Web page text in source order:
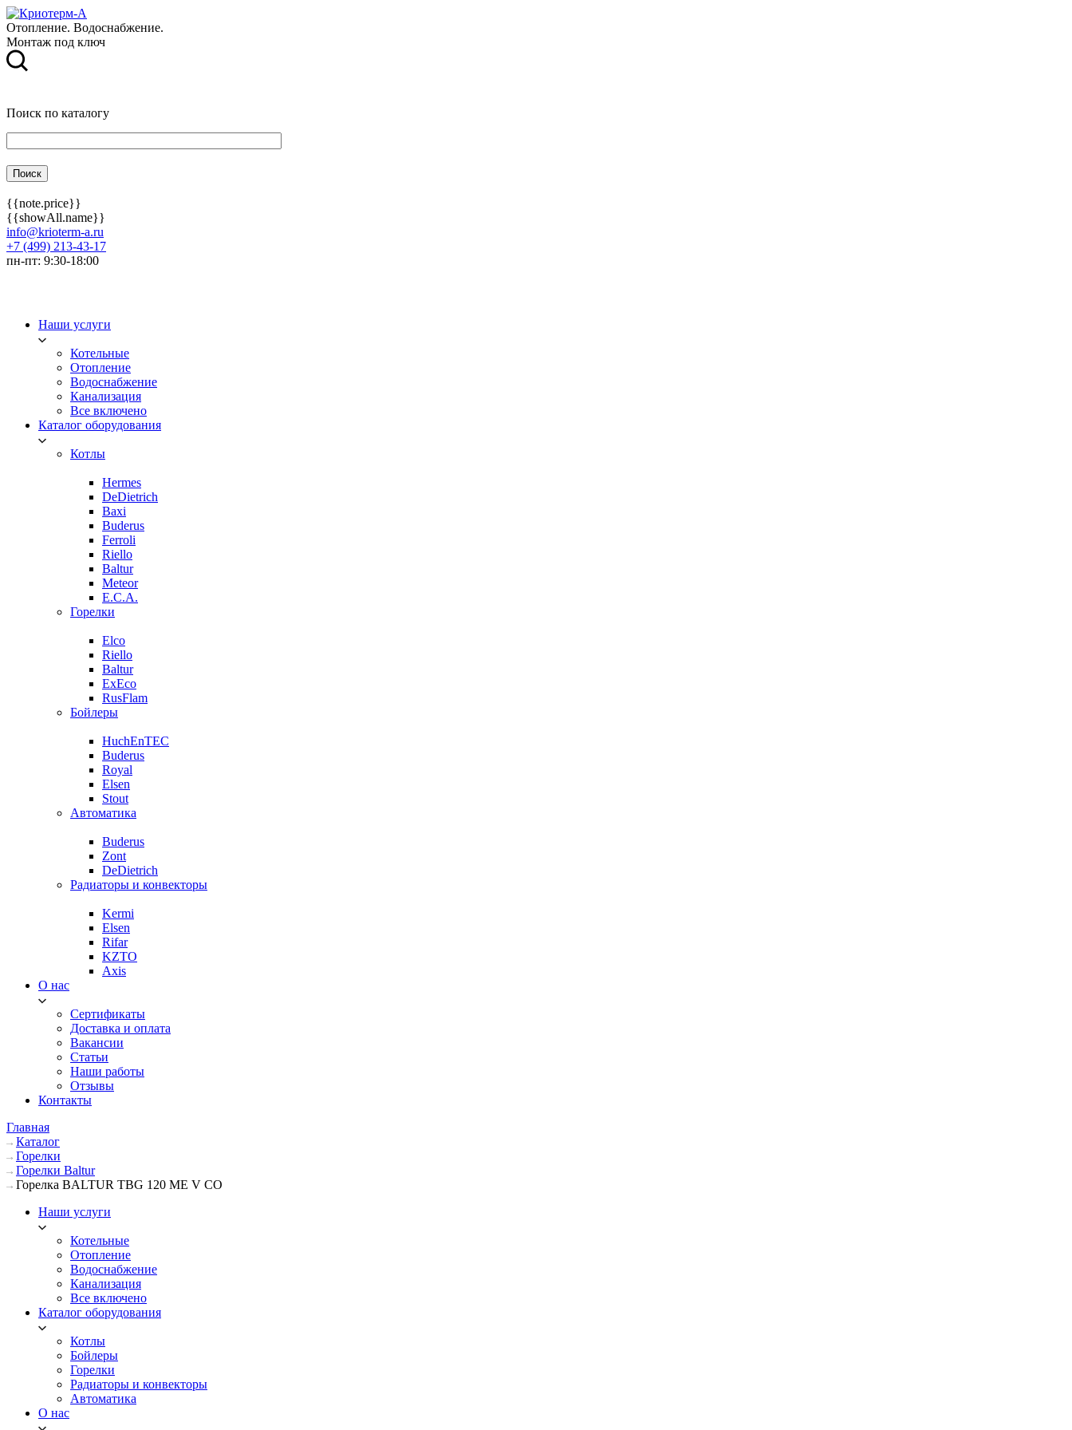
Отопление. Водоснабжение.
Монтаж под ключ
Поиск по каталогу
{{note.price}}
{{showAll.name}}
info@krioterm-a.ru
+7 (499) 213-43-17
пн-пт: 9:30-18:00
Наши услуги
Котельные
Отопление
Водоснабжение
Канализация
Все включено
Каталог оборудования
Котлы
Hermes
DeDietrich
Baxi
Buderus
Ferroli
Riello
Baltur
Meteor
E.C.A.
Горелки
Elco
Riello
Baltur
ExEco
RusFlam
Бойлеры
HuchEnTEC
Buderus
Royal
Elsen
Stout
Автоматика
Buderus
Zont
DeDietrich
Радиаторы и конвекторы
Kermi
Elsen
Rifar
KZTO
Axis
О нас
Сертификаты
Доставка и оплата
Вакансии
Статьи
Наши работы
Отзывы
Контакты
Главная
Каталог
Горелки
Горелки Baltur
Горелка BALTUR TBG 120 ME V CO
Наши услуги
Котельные
Отопление
Водоснабжение
Канализация
Все включено
Каталог оборудования
Котлы
Бойлеры
Горелки
Радиаторы и конвекторы
Автоматика
О нас